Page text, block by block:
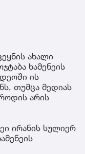
ახალი
ხამენეის
ის
თუმცა მედიას
არის
ირანის სულიერ